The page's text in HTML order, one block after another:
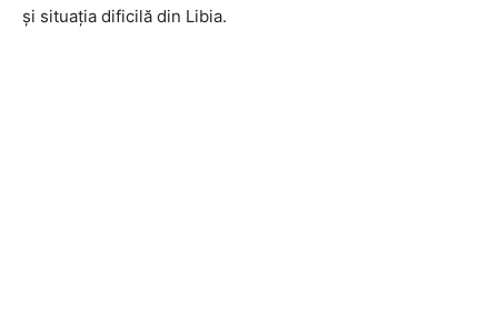
şi situaţia dificilă din Libia.